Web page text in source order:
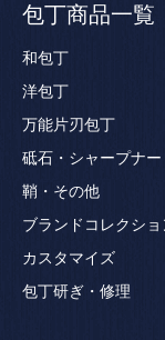
包丁商品一覧
和包丁
洋包丁
万能片刃包丁
砥石・シャープナー
鞘・その他
ブランドコレクショ
カスタマイズ
包丁研ぎ・修理